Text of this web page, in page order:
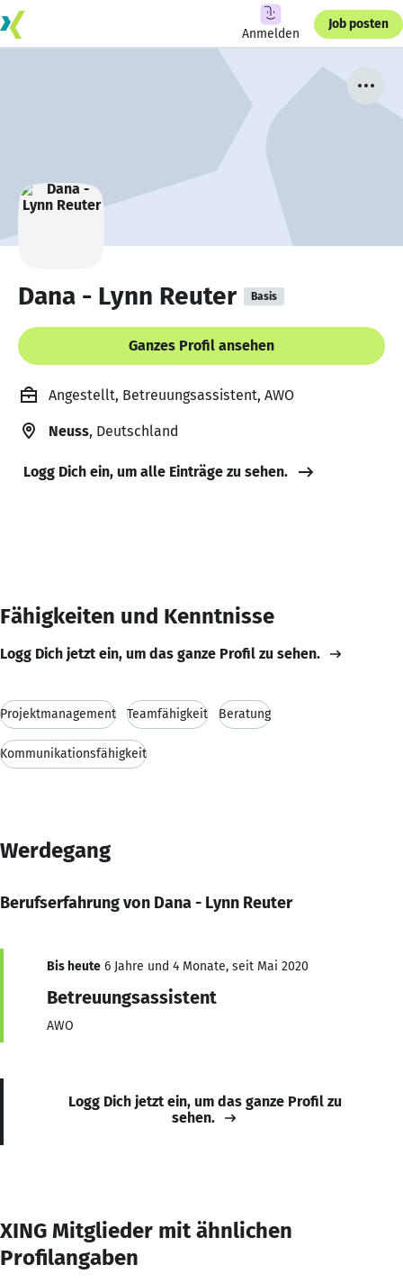
Anmelden
Job posten
Dana - Lynn Reuter Basis
Ganzes Profil ansehen
Angestellt, Betreuungsassistent, AWO
Neuss, Deutschland
Logg Dich ein, um alle Einträge zu sehen.
Fähigkeiten und Kenntnisse
Logg Dich jetzt ein, um das ganze Profil zu sehen.
Projektmanagement Teamfähigkeit Beratung
Kommunikationsfähigkeit
Werdegang
Berufserfahrung von Dana - Lynn Reuter
Bis heute 6 Jahre und 4 Monate, seit Mai 2020
Betreuungsassistent
AWO
Logg Dich jetzt ein, um das ganze Profil zu
sehen.
XING Mitglieder mit ähnlichen
Profilangaben